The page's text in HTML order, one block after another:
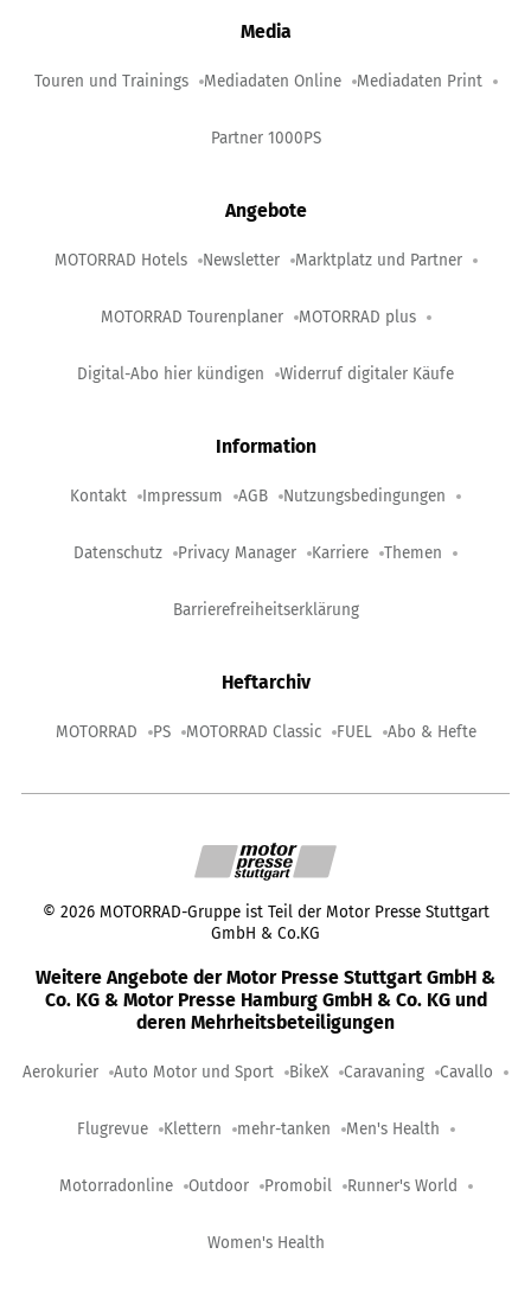
Media
Touren und Trainings Mediadaten Online Mediadaten Print
Partner 1000PS
Angebote
MOTORRAD Hotels Newsletter Marktplatz und Partner
MOTORRAD Tourenplaner MOTORRAD plus
Digital-Abo hier kündigen Widerruf digitaler Käufe
Information
Kontakt Impressum AGB Nutzungsbedingungen
Datenschutz Privacy Manager Karriere Themen
Barrierefreiheitserklärung
Heftarchiv
MOTORRAD PS MOTORRAD Classic FUEL Abo & Hefte
© 2026 MOTORRAD-Gruppe ist Teil der Motor Presse Stuttgart
GmbH & Co.KG
Weitere Angebote der Motor Presse Stuttgart GmbH &
Co. KG & Motor Presse Hamburg GmbH & Co. KG und
deren Mehrheitsbeteiligungen
Aerokurier Auto Motor und Sport BikeX Caravaning Cavallo
Flugrevue Klettern mehr-tanken Men's Health
Motorradonline Outdoor Promobil Runner's World
Women's Health